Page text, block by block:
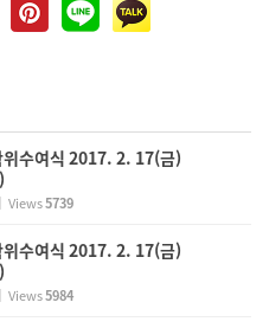
수여식 2017. 2. 17(금)
Views5739
수여식 2017. 2. 17(금)
Views5984